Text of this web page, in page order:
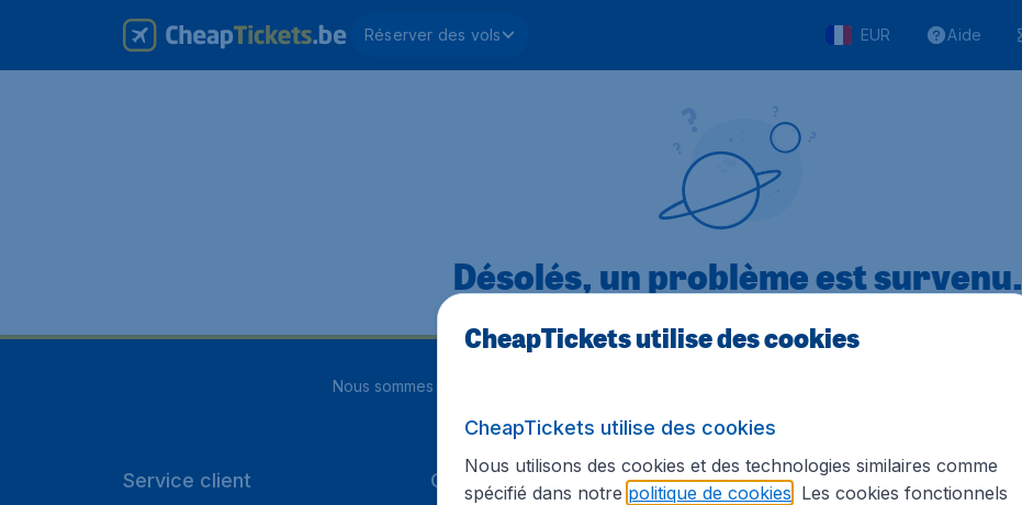
Réserver des vols EUR Aide
Désolés, un problème est survenu.
Nous sommes notés
Service client CheapTickets.be Sites internationaux
CheapTickets utilise des cookies
CheapTickets utilise des cookies
Nous utilisons des cookies et des technologies similaires comme
spécifié dans notre politique de cookies . Les cookies fonctionnels